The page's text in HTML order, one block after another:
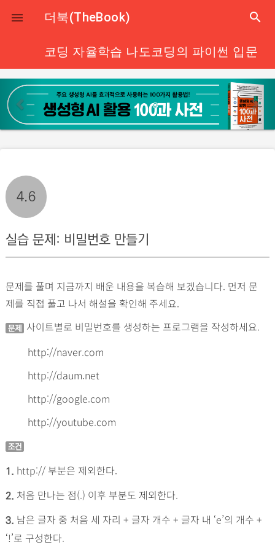
close
 더북(TheBook) search
코딩 자율학습 나도코딩의 파이썬 입문
p
r
e
o
u
s
n
e
x
4.6
실습 문제: 비밀번호 만들기
문제를 풀며 지금까지 배운 내용을 복습해 보겠습니다. 먼저 문
제를 직접 풀고 나서 해설을 확인해 주세요.
문제 사이트별로 비밀번호를 생성하는 프로그램을 작성하세요.
http://naver.com
http://daum.net
http://google.com
http://youtube.com
조건
1. http:// 부분은 제외한다.
2. 처음 만나는 점(.) 이후 부분도 제외한다.
3. 남은 글자 중 처음 세 자리 + 글자 개수 + 글자 내 ‘e’의 개수 +
‘!’로 구성한다.